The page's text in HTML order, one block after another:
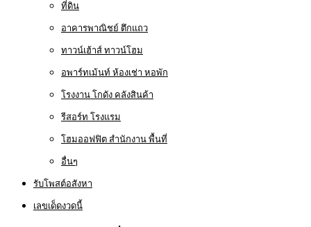
ที่ดิน
อาคารพาณิชย์ ตึกแถว
ทาวน์เฮ้าส์ ทาวน์โฮม
อพาร์ทเม้นท์ ห้องเช่า หอพัก
โรงงาน โกดัง คลังสินค้า
รีสอร์ท โรงแรม
โฮมออฟฟิต สำนักงาน พื้นที่
อื่นๆ
รับโพสต์อสังหา
เลขเด็ดงวดนี้